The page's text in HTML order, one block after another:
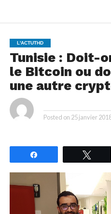
L'ACTUTHD
Tunisie : Doit-
le Bitcoin ou
une autre
Posted on 25 janvier